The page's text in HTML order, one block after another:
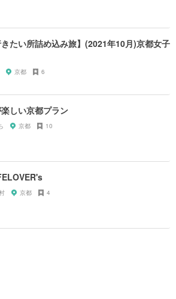
きたい所詰め込み旅】(2021年10月)京都女子
京都 6
しい京都プラン
京都 10
京都 4